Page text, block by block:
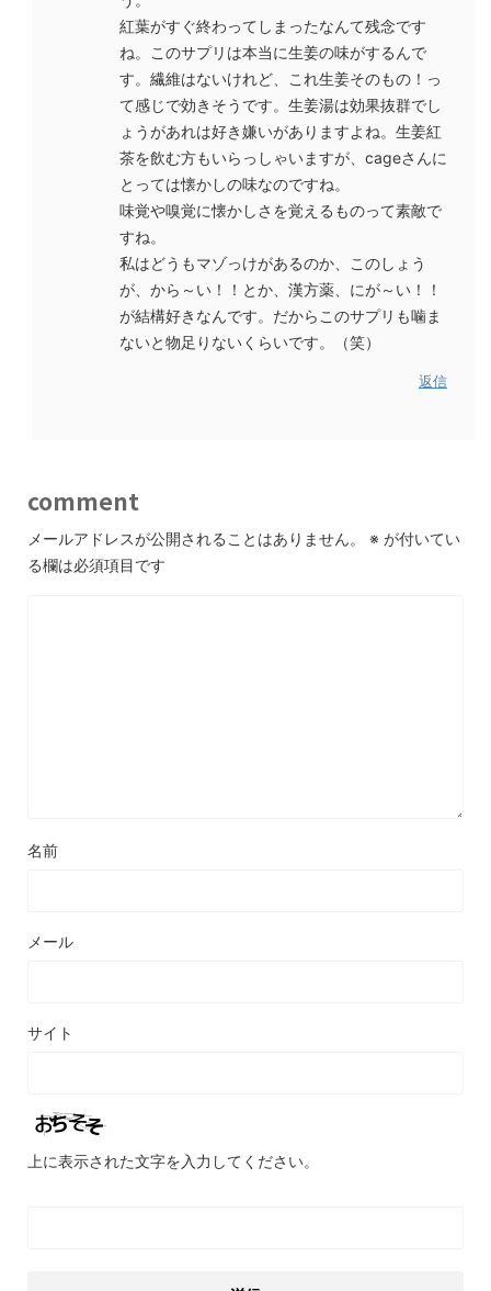
紅葉がすぐ終わってしまったなんて残念です
ね。このサプリは本当に生姜の味がするんで
す。繊維はないけれど、これ生姜そのもの！っ
て感じで効きそうです。生姜湯は効果抜群でし
ょうがあれは好き嫌いがありますよね。生姜紅
茶を飲む方もいらっしゃいますが、cageさんに
とっては懐かしの味なのですね。
味覚や嗅覚に懐かしさを覚えるものって素敵で
すね。
私はどうもマゾっけがあるのか、このしょう
が、から～い！！とか、漢方薬、にが～い！！
が結構好きなんです。だからこのサプリも噛ま
ないと物足りないくらいです。（笑）
返信
comment
メールアドレスが公開されることはありません。 ※ が付いてい
る欄は必須項目です
名前
メール
サイト
上に表示された文字を入力してください。